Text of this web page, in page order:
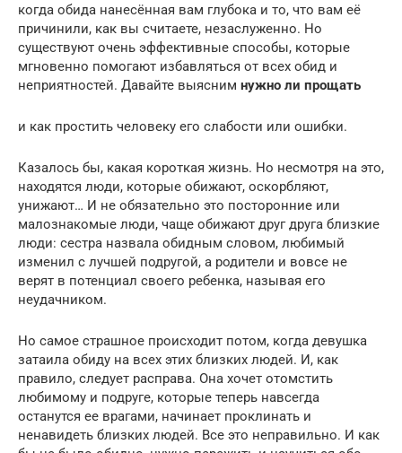
когда обида нанесённая вам глубока и то, что вам её
причинили, как вы считаете, незаслуженно. Но
существуют очень эффективные способы, которые
мгновенно помогают избавляться от всех обид и
неприятностей. Давайте выясним нужно ли прощать
и как простить человеку его слабости или ошибки.
Казалось бы, какая короткая жизнь. Но несмотря на это,
находятся люди, которые обижают, оскорбляют,
унижают… И не обязательно это посторонние или
малознакомые люди, чаще обижают друг друга близкие
люди: сестра назвала обидным словом, любимый
изменил с лучшей подругой, а родители и вовсе не
верят в потенциал своего ребенка, называя его
неудачником.
Но самое страшное происходит потом, когда девушка
затаила обиду на всех этих близких людей. И, как
правило, следует расправа. Она хочет отомстить
любимому и подруге, которые теперь навсегда
останутся ее врагами, начинает проклинать и
ненавидеть близких людей. Все это неправильно. И как